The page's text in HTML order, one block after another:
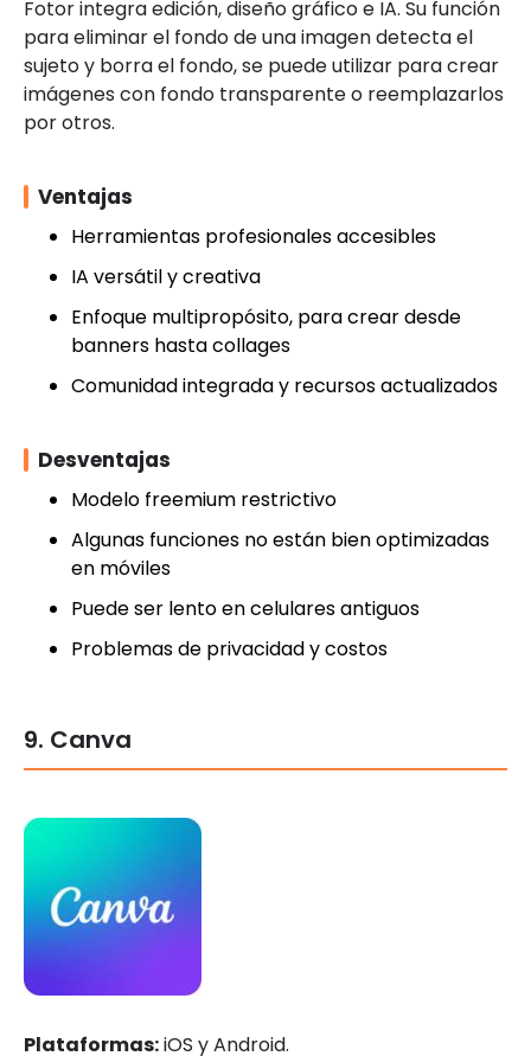
Fotor integra edición, diseño gráfico e IA. Su función
para eliminar el fondo de una imagen detecta el
sujeto y borra el fondo, se puede utilizar para crear
imágenes con fondo transparente o reemplazarlos
por otros.
Ventajas
Herramientas profesionales accesibles
IA versátil y creativa
Enfoque multipropósito, para crear desde
banners hasta collages
Comunidad integrada y recursos actualizados
Desventajas
Modelo freemium restrictivo
Algunas funciones no están bien optimizadas
en móviles
Puede ser lento en celulares antiguos
Problemas de privacidad y costos
9. Canva
Plataformas:iOS y Android.